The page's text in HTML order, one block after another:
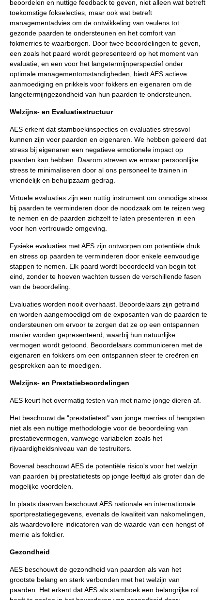
beoordelen en nuttige feedback te geven, niet alleen wat betreft
toekomstige fokselecties, maar ook wat betreft
managementadvies om de ontwikkeling van veulens tot
gezonde paarden te ondersteunen en het comfort van
fokmerries te waarborgen. Door twee beoordelingen te geven,
een zoals het paard wordt gepresenteerd op het moment van
evaluatie, en een voor het langetermijnperspectief onder
optimale managementomstandigheden, biedt AES actieve
aanmoediging en prikkels voor fokkers en eigenaren om de
langetermijngezondheid van hun paarden te ondersteunen.
Welzijns- en Evaluatiestructuur
AES erkent dat stamboekinspecties en evaluaties stressvol
kunnen zijn voor paarden en eigenaren. We hebben geleerd dat
stress bij eigenaren een negatieve emotionele impact op
paarden kan hebben. Daarom streven we ernaar persoonlijke
stress te minimaliseren door al ons personeel te trainen in
vriendelijk en behulpzaam gedrag.
Virtuele evaluaties zijn een nuttig instrument om onnodige stress
bij paarden te verminderen door de noodzaak om te reizen weg
te nemen en de paarden zichzelf te laten presenteren in een
voor hen vertrouwde omgeving.
Fysieke evaluaties met AES zijn ontworpen om potentiële druk
en stress op paarden te verminderen door enkele eenvoudige
stappen te nemen. Elk paard wordt beoordeeld van begin tot
eind, zonder te hoeven wachten tussen de verschillende fasen
van de beoordeling.
Evaluaties worden nooit overhaast. Beoordelaars zijn getraind
en worden aangemoedigd om de exposanten van de paarden te
ondersteunen om ervoor te zorgen dat ze op een ontspannen
manier worden gepresenteerd, waarbij hun natuurlijke
vermogen wordt getoond. Beoordelaars communiceren met de
eigenaren en fokkers om een ontspannen sfeer te creëren en
gesprekken aan te moedigen.
Welzijns- en Prestatiebeoordelingen
AES keurt het overmatig testen van met name jonge dieren af.
Het beschouwt de "prestatietest" van jonge merries of hengsten
niet als een nuttige methodologie voor de beoordeling van
prestatievermogen, vanwege variabelen zoals het
rijvaardigheidsniveau van de testruiters.
Bovenal beschouwt AES de potentiële risico's voor het welzijn
van paarden bij prestatietests op jonge leeftijd als groter dan de
mogelijke voordelen.
In plaats daarvan beschouwt AES nationale en internationale
sportprestatiegegevens, evenals de kwaliteit van nakomelingen,
als waardevollere indicatoren van de waarde van een hengst of
merrie als fokdier.
Gezondheid
AES beschouwt de gezondheid van paarden als van het
grootste belang en sterk verbonden met het welzijn van
paarden. Het erkent dat AES als stamboek een belangrijke rol